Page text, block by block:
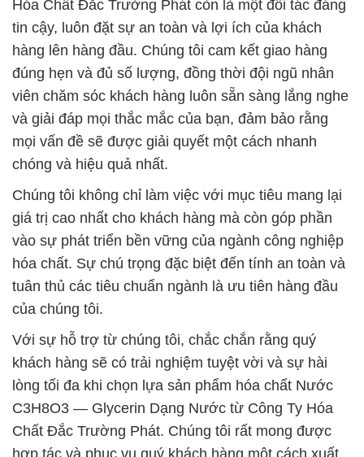
Hóa Chất Đắc Trường Phát còn là một đối tác đáng
tin cậy, luôn đặt sự an toàn và lợi ích của khách
hàng lên hàng đầu. Chúng tôi cam kết giao hàng
đúng hẹn và đủ số lượng, đồng thời đội ngũ nhân
viên chăm sóc khách hàng luôn sẵn sàng lắng nghe
và giải đáp mọi thắc mắc của bạn, đảm bảo rằng
mọi vấn đề sẽ được giải quyết một cách nhanh
chóng và hiệu quả nhất.
Chúng tôi không chỉ làm việc với mục tiêu mang lại
giá trị cao nhất cho khách hàng mà còn góp phần
vào sự phát triển bền vững của ngành công nghiệp
hóa chất. Sự chú trọng đặc biệt đến tính an toàn và
tuân thủ các tiêu chuẩn ngành là ưu tiên hàng đầu
của chúng tôi.
Với sự hỗ trợ từ chúng tôi, chắc chắn rằng quý
khách hàng sẽ có trải nghiệm tuyệt vời và sự hài
lòng tối đa khi chọn lựa sản phẩm hóa chất Nước
C3H8O3 — Glycerin Dạng Nước từ Công Ty Hóa
Chất Đắc Trường Phát. Chúng tôi rất mong được
hợp tác và phục vụ quý khách hàng một cách xuất